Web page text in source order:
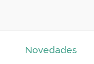
Novedades